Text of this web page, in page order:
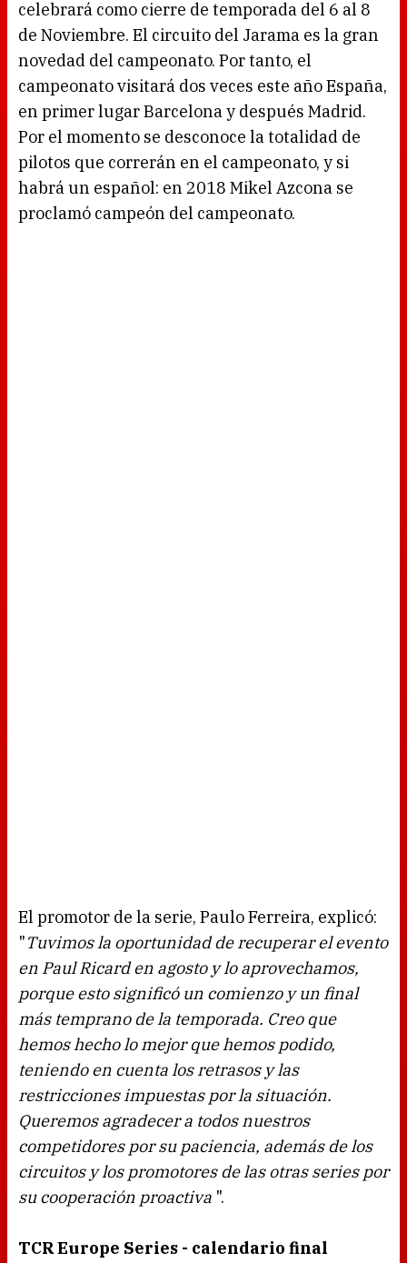
celebrará como cierre de temporada del 6 al 8
de Noviembre. El circuito del Jarama es la gran
novedad del campeonato. Por tanto, el
campeonato visitará dos veces este año España,
en primer lugar Barcelona y después Madrid.
Por el momento se desconoce la totalidad de
pilotos que correrán en el campeonato, y si
habrá un español: en 2018 Mikel Azcona se
proclamó campeón del campeonato.
El promotor de la serie, Paulo Ferreira, explicó:
"Tuvimos la oportunidad de recuperar el evento
en Paul Ricard en agosto y lo aprovechamos,
porque esto significó un comienzo y un final
más temprano de la temporada. Creo que
hemos hecho lo mejor que hemos podido,
teniendo en cuenta los retrasos y las
restricciones impuestas por la situación.
Queremos agradecer a todos nuestros
competidores por su paciencia, además de los
circuitos y los promotores de las otras series por
su cooperación proactiva ".
TCR Europe Series - calendario final